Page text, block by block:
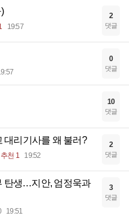
19:57
2
댓글
0
댓글
10
댓글
대리기사를 왜 불러?
추천 1 19:52
2
댓글
탄생…지안, 엄정욱과
19:51
3
댓글